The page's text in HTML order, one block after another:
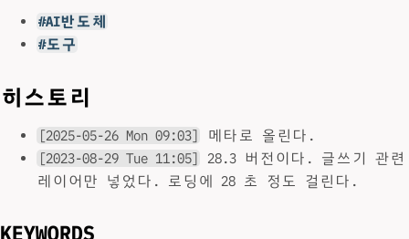
#AI반도체
#도구
히스토리
[2025-05-26 Mon 09:03]
메타로 올린다.
[2023-08-29 Tue 11:05]
28.3 버전이다. 글쓰기 관련
레이어만 넣었다. 로딩에 28 초 정도 걸린다.
KEYWORDS